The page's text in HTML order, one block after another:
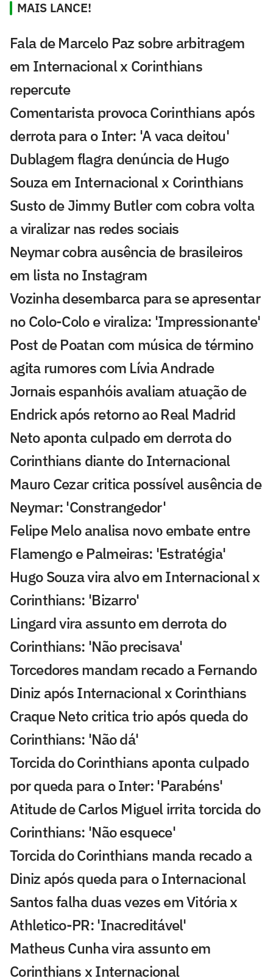
MAIS LANCE!
Fala de Marcelo Paz sobre arbitragem
em Internacional x Corinthians
repercute
Comentarista provoca Corinthians após
derrota para o Inter: 'A vaca deitou'
Dublagem flagra denúncia de Hugo
Souza em Internacional x Corinthians
Susto de Jimmy Butler com cobra volta
a viralizar nas redes sociais
Neymar cobra ausência de brasileiros
em lista no Instagram
Vozinha desembarca para se apresentar
no Colo-Colo e viraliza: 'Impressionante'
Post de Poatan com música de término
agita rumores com Lívia Andrade
Jornais espanhóis avaliam atuação de
Endrick após retorno ao Real Madrid
Neto aponta culpado em derrota do
Corinthians diante do Internacional
Mauro Cezar critica possível ausência de
Neymar: 'Constrangedor'
Felipe Melo analisa novo embate entre
Flamengo e Palmeiras: 'Estratégia'
Hugo Souza vira alvo em Internacional x
Corinthians: 'Bizarro'
Lingard vira assunto em derrota do
Corinthians: 'Não precisava'
Torcedores mandam recado a Fernando
Diniz após Internacional x Corinthians
Craque Neto critica trio após queda do
Corinthians: 'Não dá'
Torcida do Corinthians aponta culpado
por queda para o Inter: 'Parabéns'
Atitude de Carlos Miguel irrita torcida do
Corinthians: 'Não esquece'
Torcida do Corinthians manda recado a
Diniz após queda para o Internacional
Santos falha duas vezes em Vitória x
Athletico-PR: 'Inacreditável'
Matheus Cunha vira assunto em
Corinthians x Internacional